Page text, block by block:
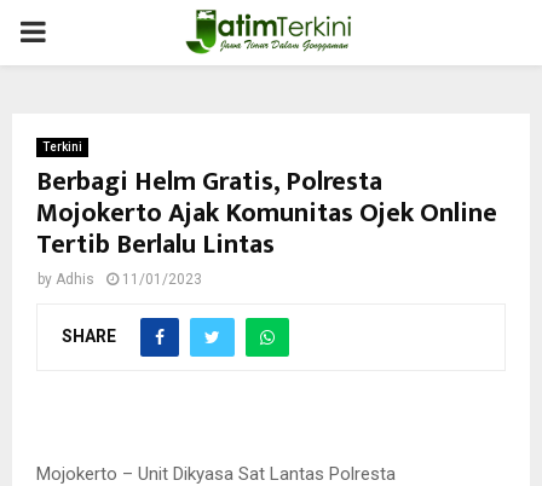
PRIMARY
Terkini
Berbagi Helm Gratis, Polresta
Mojokerto Ajak Komunitas Ojek Online
Tertib Berlalu Lintas
by Adhis 11/01/2023
SHARE
Mojokerto – Unit Dikyasa Sat Lantas Polresta